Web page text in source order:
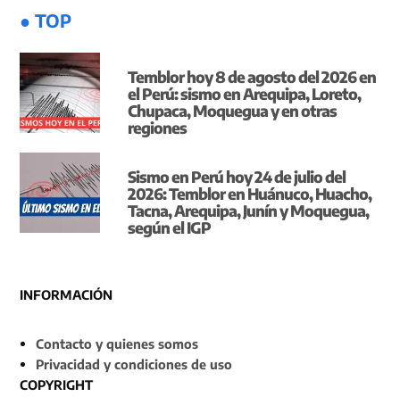
● TOP
Temblor hoy 8 de agosto del 2026 en
el Perú: sismo en Arequipa, Loreto,
Chupaca, Moquegua y en otras
regiones
Sismo en Perú hoy 24 de julio del
2026: Temblor en Huánuco, Huacho,
Tacna, Arequipa, Junín y Moquegua,
según el IGP
INFORMACIÓN
Contacto y quienes somos
Privacidad y condiciones de uso
COPYRIGHT